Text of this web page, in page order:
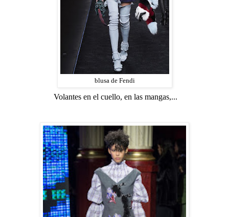
blusa de Fendi
Volantes en el cuello, en las mangas,...